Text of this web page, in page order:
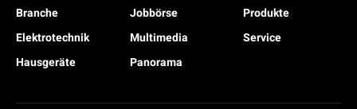
Branche
Elektrotechnik
Hausgeräte
Jobbörse
Multimedia
Panorama
Produkte
Service